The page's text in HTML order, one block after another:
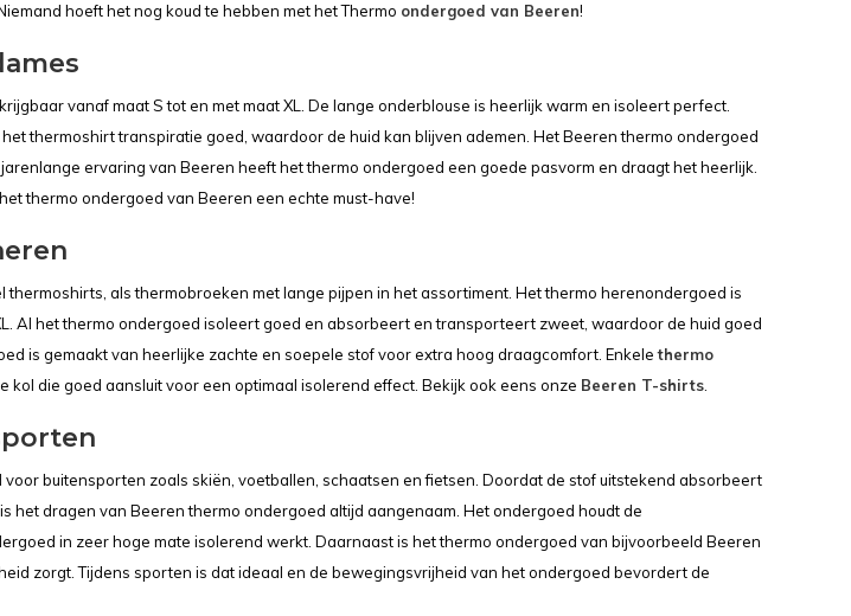
hoeft het nog koud te hebben met het Thermo ondergoed van Beeren!
vanaf maat S tot en met maat XL. De lange onderblouse is heerlijk warm en isoleert perfect.
thermoshirt transpiratie goed, waardoor de huid kan blijven ademen. Het Beeren thermo ondergoed
ervaring van Beeren heeft het thermo ondergoed een goede pasvorm en draagt het heerlijk.
thermo ondergoed van Beeren een echte must-have!
als thermobroeken met lange pijpen in het assortiment. Het thermo herenondergoed is
Al het thermo ondergoed isoleert goed en absorbeert en transporteert zweet, waardoor de huid goed
is gemaakt van heerlijke zachte en soepele stof voor extra hoog draagcomfort. Enkelethermo
kol die goed aansluit voor een optimaal isolerend effect. Bekijk ook eens onze Beeren T-shirts.
buitensporten zoals skiën, voetballen, schaatsen en fietsen. Doordat de stof uitstekend absorbeert
het dragen van Beeren thermo ondergoed altijd aangenaam. Het ondergoed houdt de
in zeer hoge mate isolerend werkt. Daarnaast is het thermo ondergoed van bijvoorbeeld Beeren
zorgt. Tijdens sporten is dat ideaal en de bewegingsvrijheid van het ondergoed bevordert de